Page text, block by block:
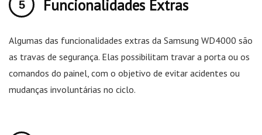
Funcionalidades Extras
Algumas das funcionalidades extras da Samsung WD4000 são
as travas de segurança. Elas possibilitam travar a porta ou os
comandos do painel, com o objetivo de evitar acidentes ou
mudanças involuntárias no ciclo.